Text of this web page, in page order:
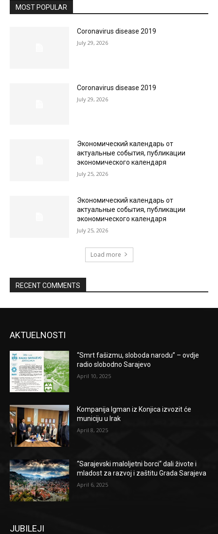
MOST POPULAR
Coronavirus disease 2019
July 29, 2026
Coronavirus disease 2019
July 29, 2026
Экономический календарь от
актуальные события, публикации
экономического календаря
July 25, 2026
Экономический календарь от
актуальные события, публикации
экономического календаря
July 25, 2026
Load more
RECENT COMMENTS
AKTUELNOSTI
“Smrt fašizmu, sloboda narodu” – ovdje
radio slobodno Sarajevo
April 10, 2025
Kompanija Igman iz Konjica izvozit će
municiju u Irak
April 8, 2025
“Sarajevski maloljetni borci“ dali živote i
mladost za razvoj i zaštitu Grada Sarajeva
April 6, 2025
JUBILEJI